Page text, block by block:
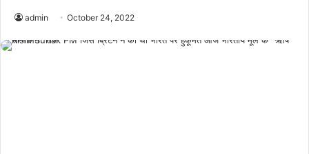
admin October 24, 2022